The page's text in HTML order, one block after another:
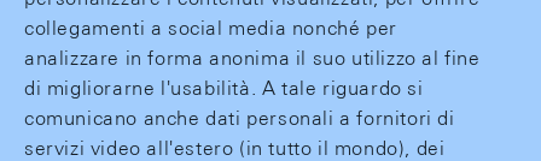
collegamenti a social media nonché per
analizzare in forma anonima il suo utilizzo al fine
di migliorarne l'usabilità. A tale riguardo si
comunicano anche dati personali a fornitori di
servizi video all'estero (in tutto il mondo), dei